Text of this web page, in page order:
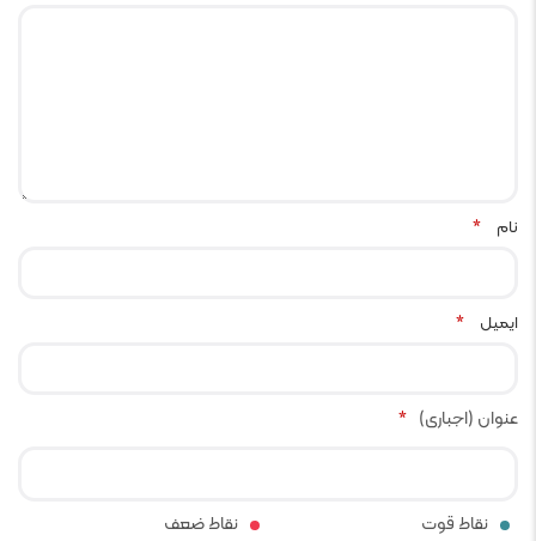
نام *
ایمیل *
عنوان (اجباری) *
نقاط قوت نقاط ضعف